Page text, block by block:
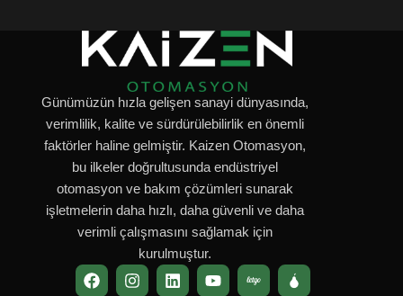
imkanı sunar.
Günümüzün hızla gelişen sanayi dünyasında,
verimlilik, kalite ve sürdürülebilirlik en önemli
faktörler haline gelmiştir. Kaizen Otomasyon,
bu ilkeler doğrultusunda endüstriyel
otomasyon ve bakım çözümleri sunarak
işletmelerin daha hızlı, daha güvenli ve daha
verimli çalışmasını sağlamak için
kurulmuştur.